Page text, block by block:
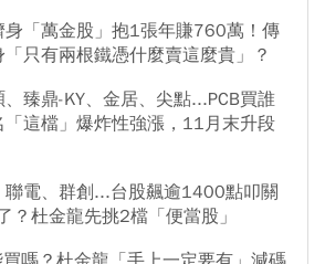
身「萬金股」抱1張年賺760萬！傳
只有兩根鐵憑什麼賣這麼貴」？
臻鼎-KY、金居、尖點...PCB買誰
這檔」爆炸性強漲，11月末升段
聯電、群創...台股飆逾1400點叩關
？杜金龍先挑2檔「便當股」